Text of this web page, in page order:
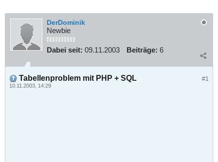
DerDominik
Newbie
Dabei seit: 09.11.2003 Beiträge: 6
#1
Tabellenproblem mit PHP + SQL
10.11.2003, 14:29